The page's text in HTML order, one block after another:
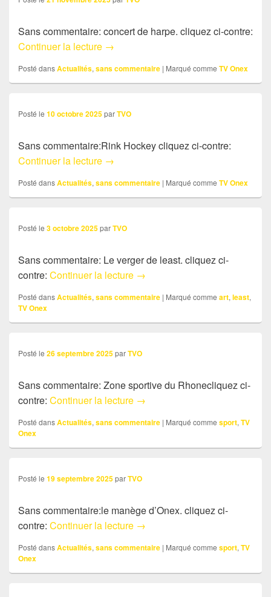
Sans commentaire: concert de harpe. cliquez ci-contre:
Continuer la lecture Sans commentaire: Quelques extraits
→
Posté dansActualités, sans commentaire | Marqué comme TV Onex
Posté le 10 octobre 2025parTVO
Sans commentaire:Rink Hockey cliquez ci-contre:
Continuer la lecture Sans commentaire:Rink Hockey
→
Posté dansActualités, sans commentaire | Marqué comme TV Onex
Posté le 3 octobre 2025parTVO
Sans commentaire: Le verger de least. cliquez ci-
contre: Continuer la lecture Sans commentaire: Quelques
→
Posté dansActualités, sans commentaire | Marqué comme art, least,
TV Onex
Posté le 26 septembre 2025parTVO
Sans commentaire: Zone sportive du Rhonecliquez ci-
contre: Continuer la lecture Sans commentaire: Zone
→
Posté dansActualités, sans commentaire | Marqué comme sport, TV
Onex
Posté le 19 septembre 2025parTVO
Sans commentaire:le manège d’Onex. cliquez ci-
contre: Continuer la lecture Sans commentaire: le manège
→
Posté dansActualités, sans commentaire | Marqué comme sport, TV
Onex